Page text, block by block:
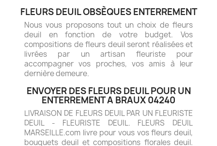
FLEURS DEUIL OBSÈQUES ENTERREMENT
Nous vous proposons tout un choix de fleurs
deuil en fonction de votre budget. Vos
compositions de fleurs deuil seront réalisées et
livrées par un artisan fleuriste pour
accompagner vos proches, vos amis à leur
dernière demeure.
ENVOYER DES FLEURS DEUIL POUR UN
ENTERREMENT A BRAUX 04240
LIVRAISON DE FLEURS DEUIL PAR UN FLEURISTE
DEUIL - FLEURISTE DEUIL. FLEURS DEUIL
MARSEILLE.com livre pour vous vos fleurs deuil,
bouquets deuil et compositions florales deuil.